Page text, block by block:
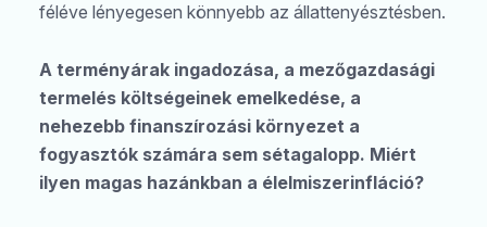
féléve lényegesen könnyebb az állattenyésztésben.
A terményárak ingadozása, a mezőgazdasági
termelés költségeinek emelkedése, a
nehezebb finanszírozási környezet a
fogyasztók számára sem sétagalopp. Miért
ilyen magas hazánkban a élelmiszerinfláció?